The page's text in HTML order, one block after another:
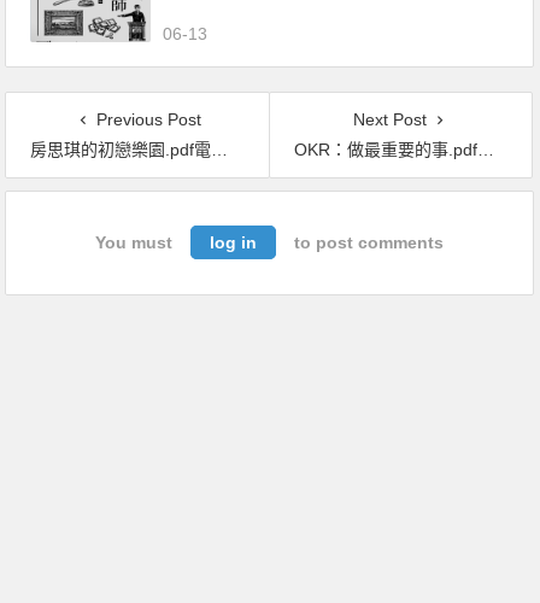
06-13
Previous Post
房思琪的初戀樂園.pdf電子書下載（林奕含 著）
Next Post
OKR：做最重要的事.pdf電子書下載（約翰•杜爾（John Doerr）著）
You must log in to post comments